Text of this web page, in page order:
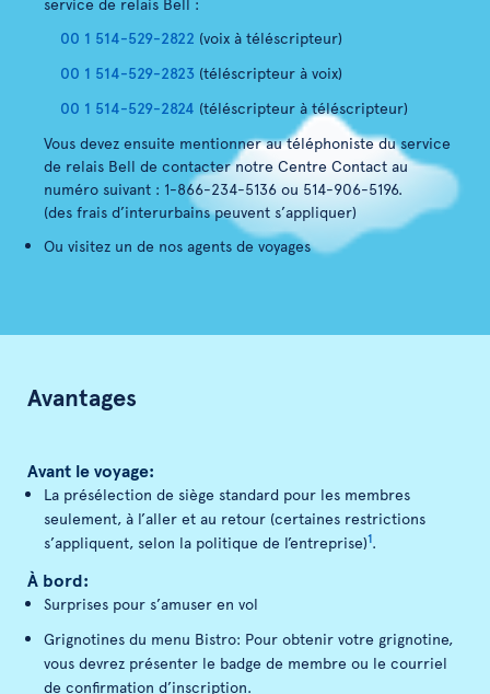
00 1 514-529-2822 (voix à téléscripteur)
00 1 514-529-2823 (téléscripteur à voix)
00 1 514-529-2824 (téléscripteur à téléscripteur)
Vous devez ensuite mentionner au téléphoniste du service
de relais Bell de contacter notre Centre Contact au
numéro suivant : 1-866-234-5136 ou 514-906-5196.
(des frais d’interurbains peuvent s’appliquer)
Ou visitez un de nos agents de voyages
Avantages
Avant le voyage:
La présélection de siège standard pour les membres
seulement, à l’aller et au retour (certaines restrictions
s’appliquent, selon la politique de l’entreprise)1.
À bord:
Surprises pour s’amuser en vol
Grignotines du menu Bistro: Pour obtenir votre grignotine,
vous devrez présenter le badge de membre ou le courriel
de confirmation d’inscription.